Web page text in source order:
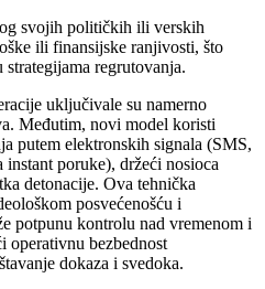
svojih političkih ili verskih
ili finansijske ranjivosti, što
regrutovanja.
uključivale su namerno
Međutim, novi model koristi
putem elektronskih signala (SMS,
poruke), držeći nosioca
detonacije. Ova tehnička
posvećenošću i
potpunu kontrolu nad vremenom i
operativnu bezbednost
dokaza i svedoka.